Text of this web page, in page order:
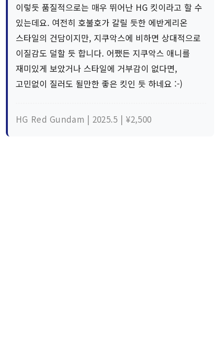
이렇듯 품질적으로는 매우 뛰어난 HG 킷이라고 할 수
있는데요. 여전히 호불호가 갈릴 듯한 에반게리온
스타일의 건담이지만, 지쿠악스에 비하면 상대적으로
이질감도 덜할 듯 합니다. 어쨌든 지쿠악스 애니를
재미있게 보았거나 스타일에 거부감이 없다면,
고민없이 질러도 될만한 좋은 킷인 듯 하네요 :-)
HG Red Gundam | 2025.5 | ¥2,500